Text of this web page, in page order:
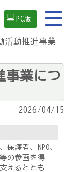
PC版
活動推進事業
事業につ
2026/04/15
護者、NPO、
の参画を得
えるととも